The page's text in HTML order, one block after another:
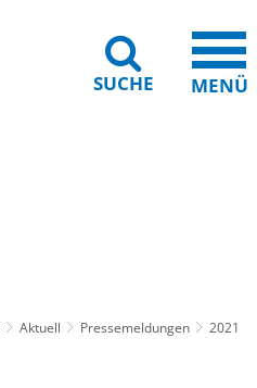
SUCHE MENÜ
Aktuell Pressemeldungen
2021